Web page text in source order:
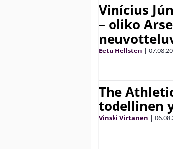
Vinícius
– oliko
Eetu Hellsten |
The
todellinen
Vinski Virtanen |